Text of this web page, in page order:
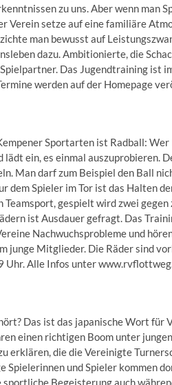
zu uns. Aber wenn man
Verein setze auf eine familiäre
man bewusst auf
dazu. Ambitionierte, die
Das Jugendtraining ist
werden auf der Homepage
Sportarten ist Radball:
lädt ein, es einmal auszuprobieren.
Man darf zum Beispiel den Ball
dem Spieler im Tor ist das Halten
gespielt wird zwei
ist Ausdauer gefragt. Das
Nachwuchsprobleme und
junge Mitglieder. Die Räder sind
Uhr. Alle Infos unter
Das ist das japanische Wort
einen richtigen Boom unter
erklären, die die Vereinigte
Spielerinnen und Spieler kommen
Begeisterung auch